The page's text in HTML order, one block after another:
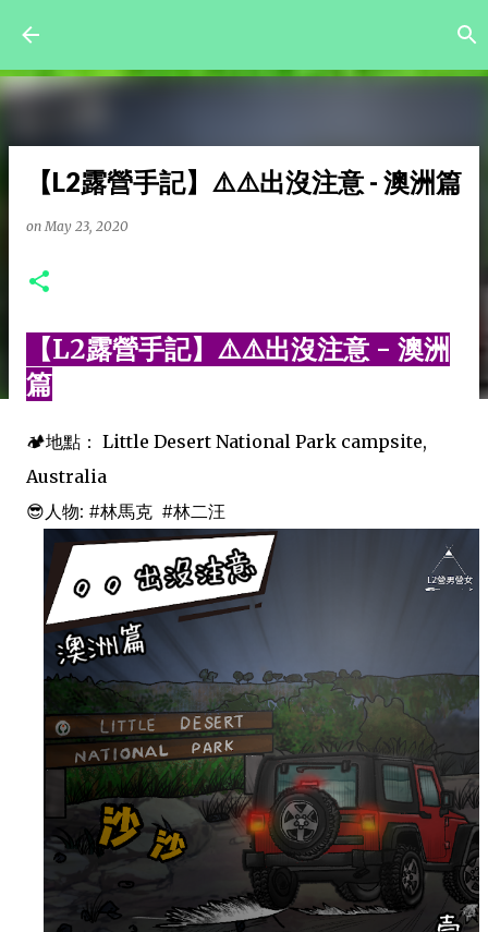
【L2露營手記】⚠️⚠️出沒注意 - 澳洲篇
onMay 23, 2020
【L2露營手記】⚠️⚠️出沒注意 - 澳洲
篇
🏕️地點： Little Desert National Park campsite,
Australia
😎人物: #林馬克 #林二汪